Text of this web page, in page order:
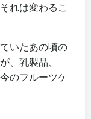
れは変わるこ
いたあの頃の
、乳製品、
のフルーツケ